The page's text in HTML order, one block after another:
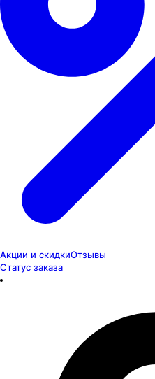
Акции и скидкиОтзывы
Статус заказа